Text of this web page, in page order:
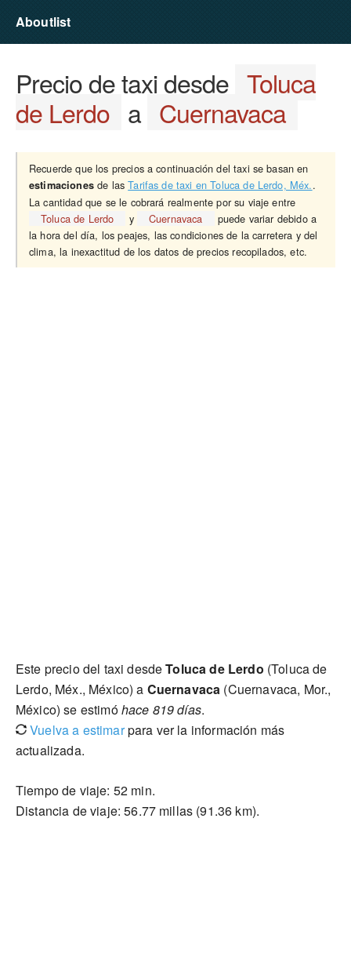
Aboutlist
Precio de taxi desde Toluca
de Lerdo a Cuernavaca
Recuerde que los precios a continuación del taxi se basan en
estimacionesde lasTarifas de taxi en Toluca de Lerdo, Méx..
La cantidad que se le cobrará realmente por su viaje entre
Toluca de Lerdo
y Cuernavaca
puede variar debido a
la hora del día, los peajes, las condiciones de la carretera y del
clima, la inexactitud de los datos de precios recopilados, etc.
Este precio del taxi desdeToluca de Lerdo (Toluca de
Lerdo, Méx., México) a Cuernavaca (Cuernavaca, Mor.,
México) se estimóhace 819 días.
Vuelva a estimarpara ver la información más
actualizada.
Tiempo de viaje: 52 min.
Distancia de viaje: 56.77 millas (91.36 km).